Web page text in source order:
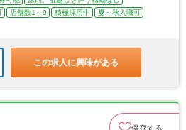
店舗数1～9 積極採用中
夏～秋入職可
この求人に興味がある
保存する